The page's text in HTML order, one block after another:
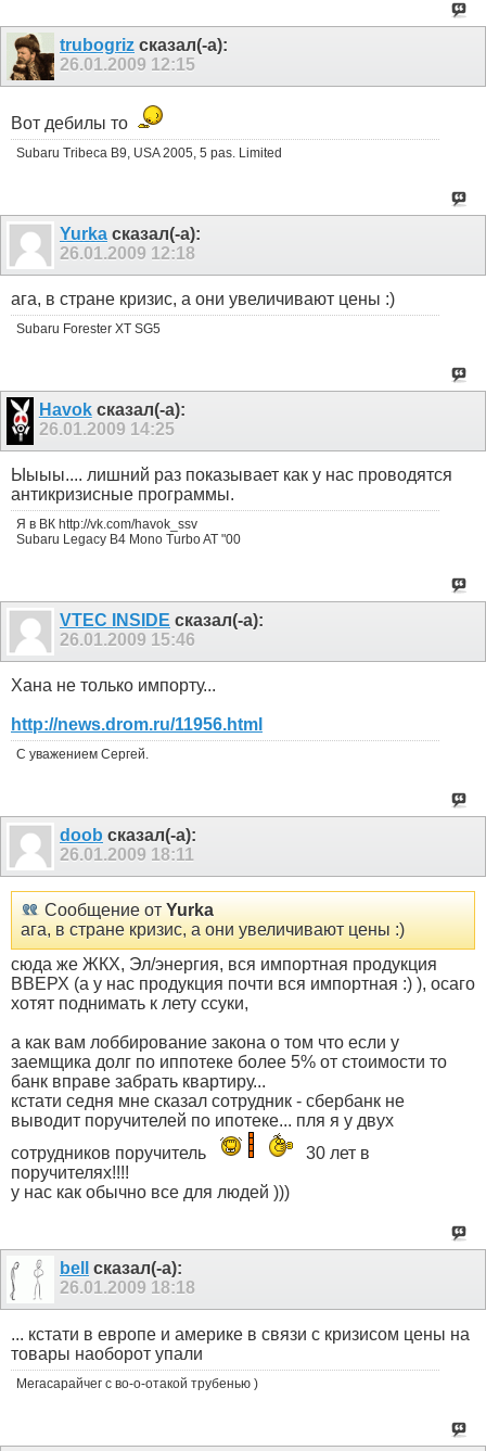
trubogriz сказал(-а):
26.01.2009 12:15
Вот дебилы то
Subaru Tribeca B9, USA 2005, 5 pas. Limited
Yurka сказал(-а):
26.01.2009 12:18
ага, в стране кризис, а они увеличивают цены :)
Subaru Forester XT SG5
Havokсказал(-а):
26.01.2009 14:25
Ыыыы.... лишний раз показывает как у нас проводятся
антикризисные программы.
Я в ВК http://vk.com/havok_ssv
Subaru Legacy B4 Mono Turbo AT "00
VTEC INSIDE сказал(-а):
26.01.2009 15:46
Хана не только импорту...
http://news.drom.ru/11956.html
С уважением Сергей.
doob сказал(-а):
26.01.2009 18:11
Сообщение от Yurka
ага, в стране кризис, а они увеличивают цены :)
сюда же ЖКХ, Эл/энергия, вся импортная продукция
ВВЕРХ (а у нас продукция почти вся импортная :) ), осаго
хотят поднимать к лету ссуки,
а как вам лоббирование закона о том что если у
заемщика долг по иппотеке более 5% от стоимости то
банк вправе забрать квартиру...
кстати седня мне сказал сотрудник - сбербанк не
выводит поручителей по ипотеке... пля я у двух
сотрудников поручитель
30 лет в
поручителях!!!!
у нас как обычно все для людей )))
bell
сказал(-а):
26.01.2009 18:18
... кстати в европе и америке в связи с кризисом цены на
товары наоборот упали
Мегасарайчег с во-о-отакой трубенью )